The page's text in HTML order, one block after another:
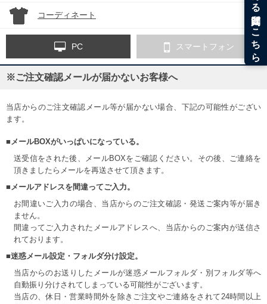
コーディネート
PC スマートフォン
※ご注文確認メールが届かないお客様へ
当店からのご注文確認メール等が届かない場合、下記の可能性がござい
ます。
■メールBOXがいっぱいになっている。
送受信をされた後、メールBOXをご確認ください。その後、ご連絡を
頂きましたらメールを再送させて頂きます。
■メールアドレスを間違ってご入力。
お間違いご入力の場合、当店からのご注文確認・発送ご案内等が届き
ません。
間違ってご入力されたメールアドレスへ、当店からのご案内が送信さ
れております。
■迷惑メール設定・フォルダ分け設定。
当店からのお送りしたメールが迷惑メールフォルダ・別フォルダ等へ
自動振り分けされてしまっている可能性がございます。
当店の、休日・営業時間外を除きご注文やご連絡をされて24時間以上